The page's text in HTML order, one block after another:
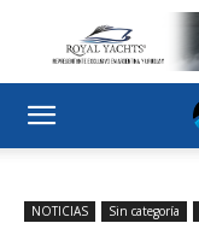
NOTICIAS Sin categoría